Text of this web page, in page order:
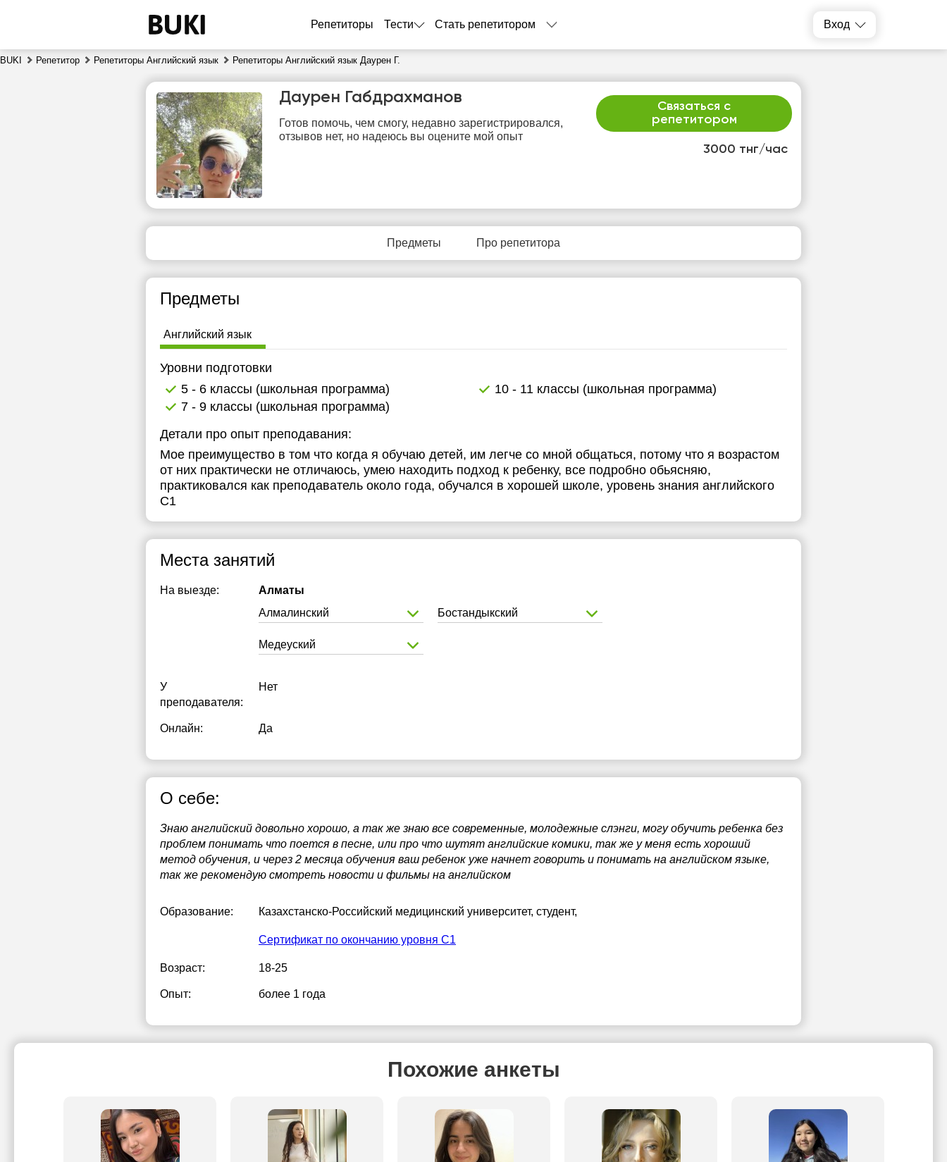
Репетиторы Тести Стать репетитором Вход
BUKI Репетитор Репетиторы Английский язык Репетиторы Английский язык Даурен Г.
3000 тнг/час
Связаться с
репетитором
Даурен Габдрахманов
Готов помочь, чем смогу, недавно зарегистрировался,
отзывов нет, но надеюсь вы оцените мой опыт
Предметы Про репетитора
Предметы
Английский язык
Уровни подготовки
5 - 6 классы (школьная программа)
10 - 11 классы (школьная программа)
7 - 9 классы (школьная программа)
Детали про опыт преподавания:
Мое преимущество в том что когда я обучаю детей, им легче со мной общаться, потому что я возрастом
от них практически не отличаюсь, умею находить подход к ребенку, все подробно обьясняю,
практиковался как преподаватель около года, обучался в хорошей школе, уровень знания английского
С1
Места занятий
На выезде:
Алматы
Алмалинский
Бостандыкский
Медеуский
У
преподавателя:
Нет
Онлайн: Да
О себе:
Знаю английский довольно хорошо, а так же знаю все современные, молодежные слэнги, могу обучить ребенка без
проблем понимать что поется в песне, или про что шутят английские комики, так же у меня есть хороший
метод обучения, и через 2 месяца обучения ваш ребенок уже начнет говорить и понимать на английском языке,
так же рекомендую смотреть новости и фильмы на английском
Образование: Казахстанско-Российский медицинский университет, студент,
Сертификат по окончанию уровня С1
Возраст: 18-25
Опыт: более 1 года
Похожие анкеты
чт
6
7
8
9
10
11
12
свободных
14:30
16:30
17:00
17:30
18:00
14:00
14:30
16:30
17:00
18:00
Нет
свободных
Нет
свободных
свободных
свободных